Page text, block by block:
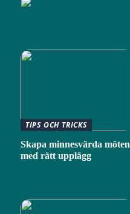
TIPS OCH TRICKS
Skapa minnesvärda möten
med rätt upplägg